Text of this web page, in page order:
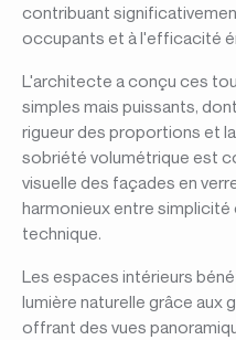
contribuant
occupants et à l'efficacité
L'architecte a conçu ces
simples mais puissants,
rigueur des proportions et
sobriété volumétrique est
visuelle des façades en
harmonieux entre
technique.
Les espaces intérieurs
lumière naturelle grâce aux
offrant des vues